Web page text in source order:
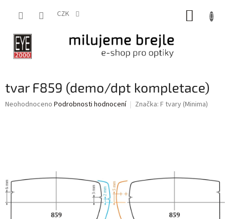
CZK
tvar F859 (demo/dpt kompletace)
Průměrné
Neohodnoceno Podrobnosti hodnocení Značka: F tvary (Minima)